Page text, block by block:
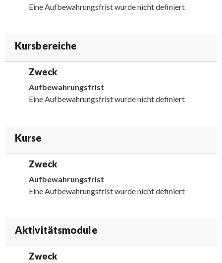
Eine Aufbewahrungsfrist wurde nicht definiert
Kursbereiche
Zweck
Aufbewahrungsfrist
Eine Aufbewahrungsfrist wurde nicht definiert
Kurse
Zweck
Aufbewahrungsfrist
Eine Aufbewahrungsfrist wurde nicht definiert
Aktivitätsmodule
Zweck